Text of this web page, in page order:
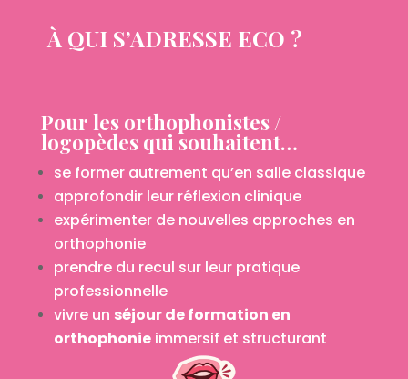
À QUI S’ADRESSE ECO ?
Pour les orthophonistes /
logopèdes qui souhaitent…
se former autrement qu’en salle classique
approfondir leur réflexion clinique
expérimenter de nouvelles approches en
orthophonie
prendre du recul sur leur pratique
professionnelle
vivre un séjour de formation en
orthophonieimmersif et structurant